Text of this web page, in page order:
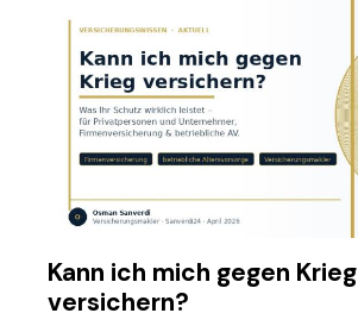
Kann ich mich gegen Krieg
versichern?